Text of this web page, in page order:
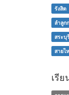
รังสิต
ลำลูก
สระบุ
สายไ
เรี